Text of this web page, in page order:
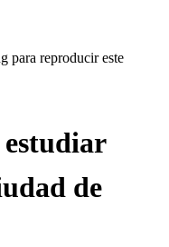
para reproducir este
estudiar
de